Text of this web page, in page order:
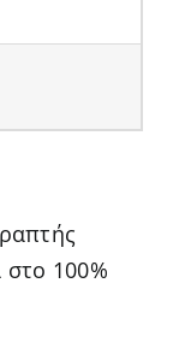
στο 100%